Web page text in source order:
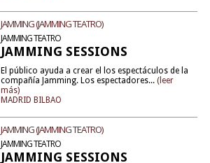
JAMMING (JAMMING TEATRO)
JAMMING TEATRO
JAMMING SESSIONS
El público ayuda a crear el los espectáculos de la
compañía Jamming. Los espectadores... (leer
más)
MADRID BILBAO
JAMMING (JAMMING TEATRO)
JAMMING TEATRO
JAMMING SESSIONS